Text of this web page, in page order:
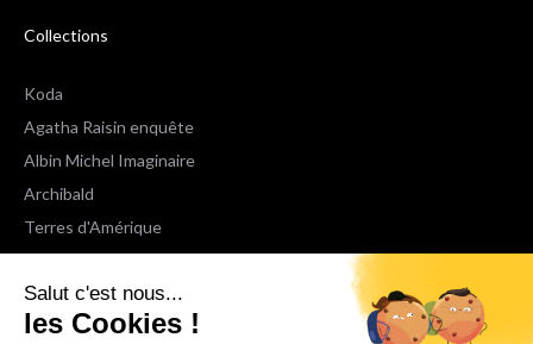
Salut c'est nous...
les Cookies !
Collections
Koda
Agatha Raisin enquête
Albin Michel Imaginaire
Archibald
Terres d'Amérique
Espaces Libres Poche
NOX
Wiz